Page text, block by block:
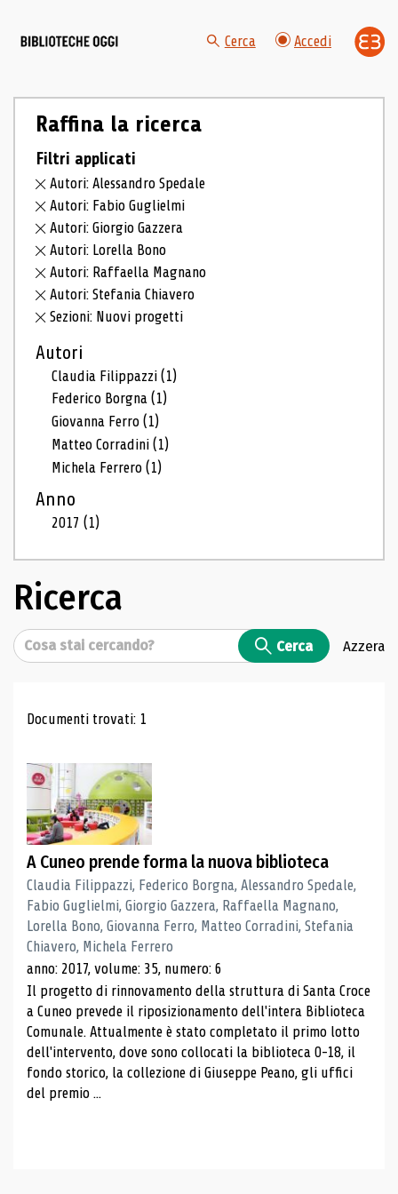
Cerca Accedi
Raffina la ricerca
Filtri applicati
Autori: Alessandro Spedale
Autori: Fabio Guglielmi
Autori: Giorgio Gazzera
Autori: Lorella Bono
Autori: Raffaella Magnano
Autori: Stefania Chiavero
Sezioni: Nuovi progetti
Autori
Claudia Filippazzi(1)
Federico Borgna(1)
Giovanna Ferro(1)
Matteo Corradini(1)
Michela Ferrero(1)
Anno
2017(1)
Ricerca
Cerca Cerca Azzera
Risultati di ricerca
Documenti trovati: 1
A Cuneo prende forma la nuova biblioteca
Claudia Filippazzi, Federico Borgna, Alessandro Spedale,
Fabio Guglielmi, Giorgio Gazzera, Raffaella Magnano,
Lorella Bono, Giovanna Ferro, Matteo Corradini, Stefania
Chiavero, Michela Ferrero
anno: 2017, volume: 35, numero: 6
Il progetto di rinnovamento della struttura di Santa Croce
a Cuneo prevede il riposizionamento dell'intera Biblioteca
Comunale. Attualmente è stato completato il primo lotto
dell'intervento, dove sono collocati la biblioteca 0-18, il
fondo storico, la collezione di Giuseppe Peano, gli uffici
del premio ...